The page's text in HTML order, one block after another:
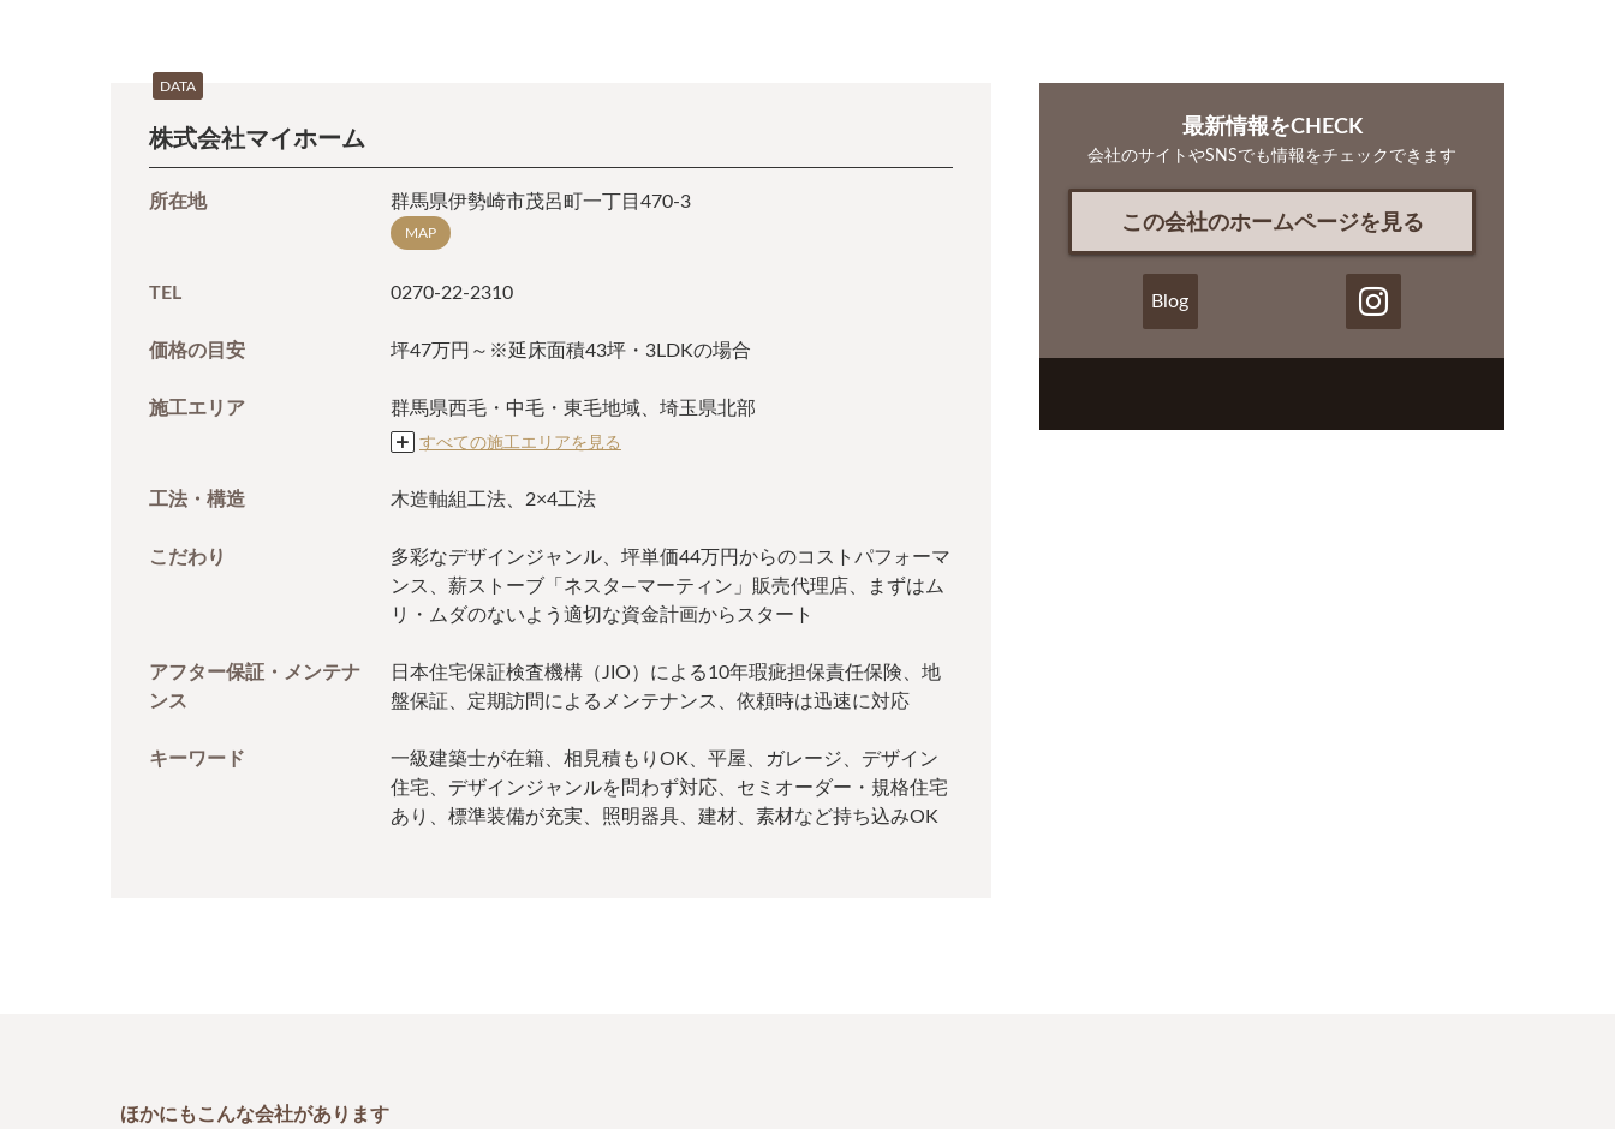
DATA
株式会社マイホーム
所在地 群馬県伊勢崎市茂呂町一丁目470-3
MAP
TEL 0270-22-2310
価格の目安 坪47万円～※延床面積43坪・3LDKの場合
施工エリア 群馬県西毛・中毛・東毛地域、埼玉県北部
すべての施工エリアを見る
工法・構造 木造軸組工法、2×4工法
こだわり
多彩なデザインジャンル、坪単価44万円からのコストパフォーマ
ンス、薪ストーブ「ネスタ―マーティン」販売代理店、まずはム
リ・ムダのないよう適切な資金計画からスタート
アフター保証・メンテナ
ンス
日本住宅保証検査機構（JIO）による10年瑕疵担保責任保険、地
盤保証、定期訪問によるメンテナンス、依頼時は迅速に対応
キーワード
一級建築士が在籍、相見積もりOK、平屋、ガレージ、デザイン
住宅、デザインジャンルを問わず対応、セミオーダー・規格住宅
あり、標準装備が充実、照明器具、建材、素材など持ち込みOK
最新情報をCHECK
会社のサイトやSNSでも情報をチェックできます
この会社のホームページを見る
Blog
ほかにもこんな会社があります